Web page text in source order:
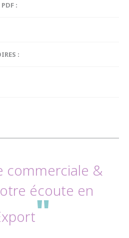
:
:
commerciale &
écoute en
"